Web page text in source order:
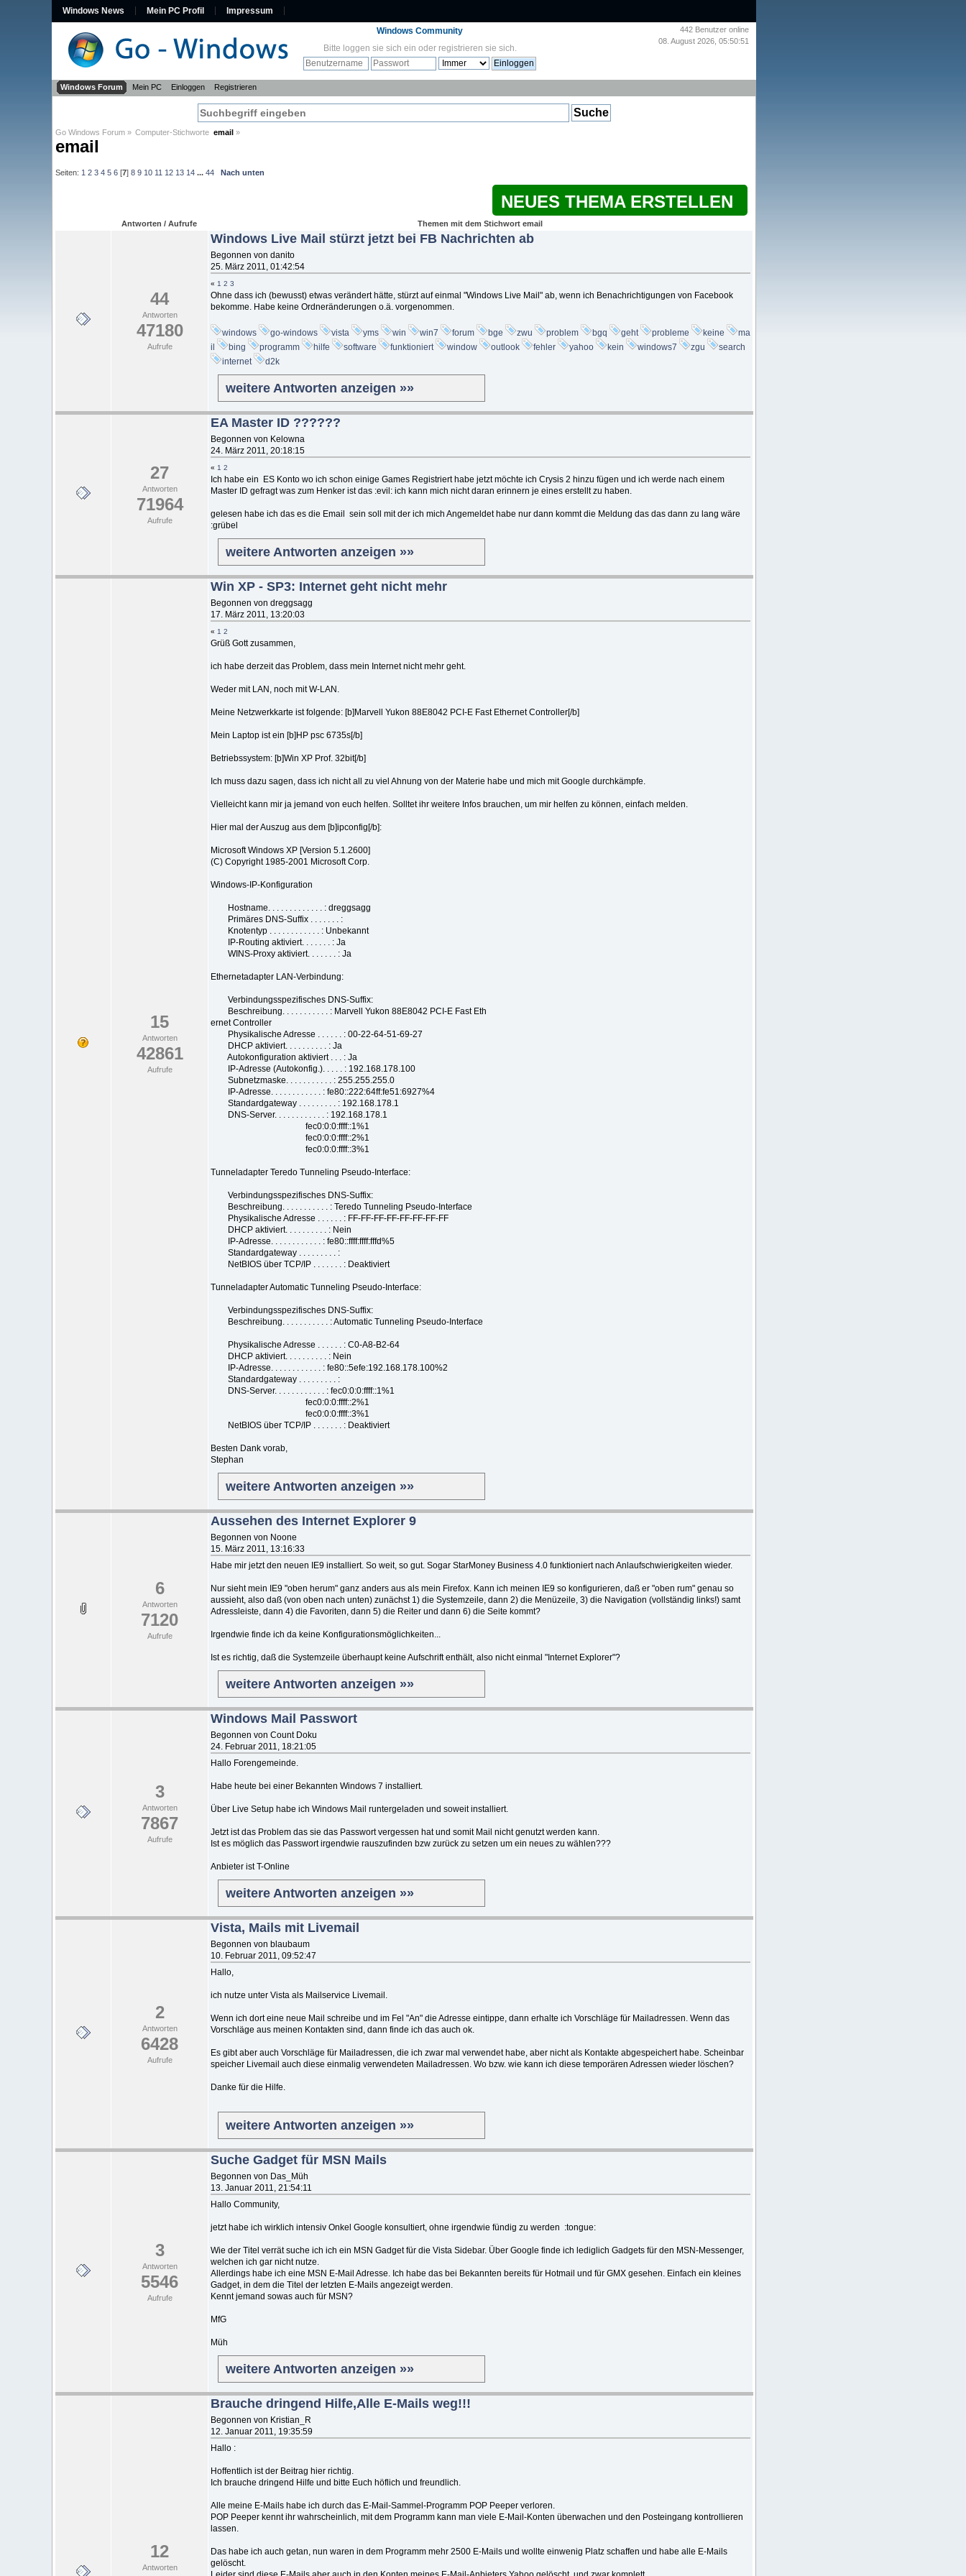
Windows News Mein PC Profil Impressum
442 Benutzer online
08. August 2026, 05:50:51
Windows Community
Bitte loggen sie sich ein oder registrieren sie sich.
Windows Forum Mein PC Einloggen Registrieren
Go Windows Forum » Computer-Stichworte email »
email
Seiten: 1 2 3 4 5 6 [7] 8 9 10 11 12 13 14 ... 44 Nach unten
NEUES THEMA ERSTELLEN
Antworten / Aufrufe Themen mit dem Stichwort email
44
Antworten
47180
Aufrufe
Windows Live Mail stürzt jetzt bei FB Nachrichten ab
Begonnen von danito
25. März 2011, 01:42:54
« 1 2 3
Ohne dass ich (bewusst) etwas verändert hätte, stürzt auf einmal "Windows Live Mail" ab, wenn ich Benachrichtigungen von Facebook
bekomme. Habe keine Ordneränderungen o.ä. vorgenommen.
windows go-windows vista yms win win7 forum bge zwu problem bgq geht probleme keine
ma
il
bing programm hilfe software funktioniert window outlook fehler yahoo kein windows7 zgu
search
internet
d2k
weitere Antworten anzeigen »»
27
Antworten
71964
Aufrufe
EA Master ID ??????
Begonnen von Kelowna
24. März 2011, 20:18:15
« 1 2
Ich habe ein ES Konto wo ich schon einige Games Registriert habe jetzt möchte ich Crysis 2 hinzu fügen und ich werde nach einem
Master ID gefragt was zum Henker ist das :evil: ich kann mich nicht daran erinnern je eines erstellt zu haben.
gelesen habe ich das es die Email sein soll mit der ich mich Angemeldet habe nur dann kommt die Meldung das das dann zu lang wäre
:grübel
weitere Antworten anzeigen »»
15
Antworten
42861
Aufrufe
Win XP - SP3: Internet geht nicht mehr
Begonnen von dreggsagg
17. März 2011, 13:20:03
« 1 2
Grüß Gott zusammen,
ich habe derzeit das Problem, dass mein Internet nicht mehr geht.
Weder mit LAN, noch mit W-LAN.
Meine Netzwerkkarte ist folgende: [b]Marvell Yukon 88E8042 PCI-E Fast Ethernet Controller[/b]
Mein Laptop ist ein [b]HP psc 6735s[/b]
Betriebssystem: [b]Win XP Prof. 32bit[/b]
Ich muss dazu sagen, dass ich nicht all zu viel Ahnung von der Materie habe und mich mit Google durchkämpfe.
Vielleicht kann mir ja jemand von euch helfen. Solltet ihr weitere Infos brauchen, um mir helfen zu können, einfach melden.
Hier mal der Auszug aus dem [b]ipconfig[/b]:
Microsoft Windows XP [Version 5.1.2600]
(C) Copyright 1985-2001 Microsoft Corp.
Windows-IP-Konfiguration
Hostname. . . . . . . . . . . . . : dreggsagg
Primäres DNS-Suffix . . . . . . . :
Knotentyp . . . . . . . . . . . . : Unbekannt
IP-Routing aktiviert. . . . . . . : Ja
WINS-Proxy aktiviert. . . . . . . : Ja
Ethernetadapter LAN-Verbindung:
Verbindungsspezifisches DNS-Suffix:
Beschreibung. . . . . . . . . . . : Marvell Yukon 88E8042 PCI-E Fast Eth
ernet Controller
Physikalische Adresse . . . . . . : 00-22-64-51-69-27
DHCP aktiviert. . . . . . . . . . : Ja
Autokonfiguration aktiviert . . . : Ja
IP-Adresse (Autokonfig.). . . . . : 192.168.178.100
Subnetzmaske. . . . . . . . . . . : 255.255.255.0
IP-Adresse. . . . . . . . . . . . : fe80::222:64ff:fe51:6927%4
Standardgateway . . . . . . . . . : 192.168.178.1
DNS-Server. . . . . . . . . . . . : 192.168.178.1
fec0:0:0:ffff::1%1
fec0:0:0:ffff::2%1
fec0:0:0:ffff::3%1
Tunneladapter Teredo Tunneling Pseudo-Interface:
Verbindungsspezifisches DNS-Suffix:
Beschreibung. . . . . . . . . . . : Teredo Tunneling Pseudo-Interface
Physikalische Adresse . . . . . . : FF-FF-FF-FF-FF-FF-FF-FF
DHCP aktiviert. . . . . . . . . . : Nein
IP-Adresse. . . . . . . . . . . . : fe80::ffff:ffff:fffd%5
Standardgateway . . . . . . . . . :
NetBIOS über TCP/IP . . . . . . . : Deaktiviert
Tunneladapter Automatic Tunneling Pseudo-Interface:
Verbindungsspezifisches DNS-Suffix:
Beschreibung. . . . . . . . . . . : Automatic Tunneling Pseudo-Interface
Physikalische Adresse . . . . . . : C0-A8-B2-64
DHCP aktiviert. . . . . . . . . . : Nein
IP-Adresse. . . . . . . . . . . . : fe80::5efe:192.168.178.100%2
Standardgateway . . . . . . . . . :
DNS-Server. . . . . . . . . . . . : fec0:0:0:ffff::1%1
fec0:0:0:ffff::2%1
fec0:0:0:ffff::3%1
NetBIOS über TCP/IP . . . . . . . : Deaktiviert
Besten Dank vorab,
Stephan
weitere Antworten anzeigen »»
6
Antworten
7120
Aufrufe
Aussehen des Internet Explorer 9
Begonnen von Noone
15. März 2011, 13:16:33
Habe mir jetzt den neuen IE9 installiert. So weit, so gut. Sogar StarMoney Business 4.0 funktioniert nach Anlaufschwierigkeiten wieder.
Nur sieht mein IE9 "oben herum" ganz anders aus als mein Firefox. Kann ich meinen IE9 so konfigurieren, daß er "oben rum" genau so
aussieht, also daß (von oben nach unten) zunächst 1) die Systemzeile, dann 2) die Menüzeile, 3) die Navigation (vollständig links!) samt
Adressleiste, dann 4) die Favoriten, dann 5) die Reiter und dann 6) die Seite kommt?
Irgendwie finde ich da keine Konfigurationsmöglichkeiten...
Ist es richtig, daß die Systemzeile überhaupt keine Aufschrift enthält, also nicht einmal "Internet Explorer"?
weitere Antworten anzeigen »»
3
Antworten
7867
Aufrufe
Windows Mail Passwort
Begonnen von Count Doku
24. Februar 2011, 18:21:05
Hallo Forengemeinde.
Habe heute bei einer Bekannten Windows 7 installiert.
Über Live Setup habe ich Windows Mail runtergeladen und soweit installiert.
Jetzt ist das Problem das sie das Passwort vergessen hat und somit Mail nicht genutzt werden kann.
Ist es möglich das Passwort irgendwie rauszufinden bzw zurück zu setzen um ein neues zu wählen???
Anbieter ist T-Online
weitere Antworten anzeigen »»
2
Antworten
6428
Aufrufe
Vista, Mails mit Livemail
Begonnen von blaubaum
10. Februar 2011, 09:52:47
Hallo,
ich nutze unter Vista als Mailservice Livemail.
Wenn ich dort eine neue Mail schreibe und im Fel "An" die Adresse eintippe, dann erhalte ich Vorschläge für Mailadressen. Wenn das
Vorschläge aus meinen Kontakten sind, dann finde ich das auch ok.
Es gibt aber auch Vorschläge für Mailadressen, die ich zwar mal verwendet habe, aber nicht als Kontakte abgespeichert habe. Scheinbar
speicher Livemail auch diese einmalig verwendeten Mailadressen. Wo bzw. wie kann ich diese temporären Adressen wieder löschen?
Danke für die Hilfe.
weitere Antworten anzeigen »»
3
Antworten
5546
Aufrufe
Suche Gadget für MSN Mails
Begonnen von Das_Müh
13. Januar 2011, 21:54:11
Hallo Community,
jetzt habe ich wirklich intensiv Onkel Google konsultiert, ohne irgendwie fündig zu werden :tongue:
Wie der Titel verrät suche ich ich ein MSN Gadget für die Vista Sidebar. Über Google finde ich lediglich Gadgets für den MSN-Messenger,
welchen ich gar nicht nutze.
Allerdings habe ich eine MSN E-Mail Adresse. Ich habe das bei Bekannten bereits für Hotmail und für GMX gesehen. Einfach ein kleines
Gadget, in dem die Titel der letzten E-Mails angezeigt werden.
Kennt jemand sowas auch für MSN?
MfG
Müh
weitere Antworten anzeigen »»
12
Antworten
Brauche dringend Hilfe,Alle E-Mails weg!!!
Begonnen von Kristian_R
12. Januar 2011, 19:35:59
Hallo :
Hoffentlich ist der Beitrag hier richtig.
Ich brauche dringend Hilfe und bitte Euch höflich und freundlich.
Alle meine E-Mails habe ich durch das E-Mail-Sammel-Programm POP Peeper verloren.
POP Peeper kennt ihr wahrscheinlich, mit dem Programm kann man viele E-Mail-Konten überwachen und den Posteingang kontrollieren
lassen.
Das habe ich auch getan, nun waren in dem Programm mehr 2500 E-Mails und wollte einwenig Platz schaffen und habe alle E-Mails
gelöscht.